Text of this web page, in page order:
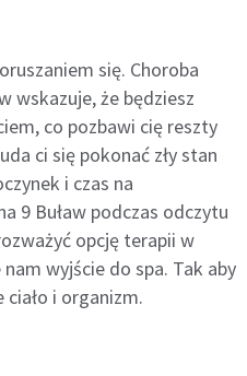
się. Choroba
wskazuje, że będziesz
co pozbawi cię reszty
ci się pokonać zły stan
i czas na
9 Buław podczas odczytu
opcję terapii w
wyjście do spa. Tak aby
i organizm.